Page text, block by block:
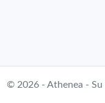
© 2026 - Athenea - Su